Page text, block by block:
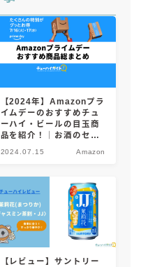
【2024年】Amazonプラ
イムデーのおすすめチュ
ーハイ・ビールの目玉商
品を紹介！｜お酒のセー
2024.07.15 Amazon
【レビュー】サントリー